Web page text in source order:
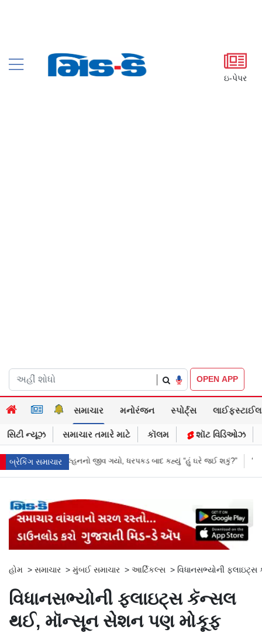
ઇ-પેપર
OPEN APP
સમાચાર મનોરંજન સ્પોર્ટ્સ લાઈફસ્ટાઈલ
સિટી ન્યૂઝ સમાચાર તમારે માટે કૉલમ શૉટ વિડિઓઝ
બ્રેકિંગ સમાચાર
બાદ કહ્યું “હું ઘરે જઈ શકું?” ‘હું બાબા બાગેશ્વર નથી...’: IIT દિલ્હીમાં
હોમ > સમાચાર > મુંબઈ સમાચાર > આર્ટિકલ્સ > વિધાનસભ્યોની
વિધાનસભ્યોની ફ્લાઇટ્સ કૅન્સલ
થઈ, મૉન્સૂન સેશન પણ મોકૂફ